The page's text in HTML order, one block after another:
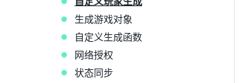
生成游戏对象
自定义生成函数
网络授权
状态同步